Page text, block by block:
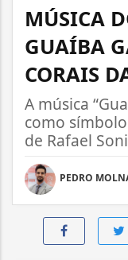
MÚSICA
GUAÍBA
CORAIS
A música
como
de Rafael
PEDRO